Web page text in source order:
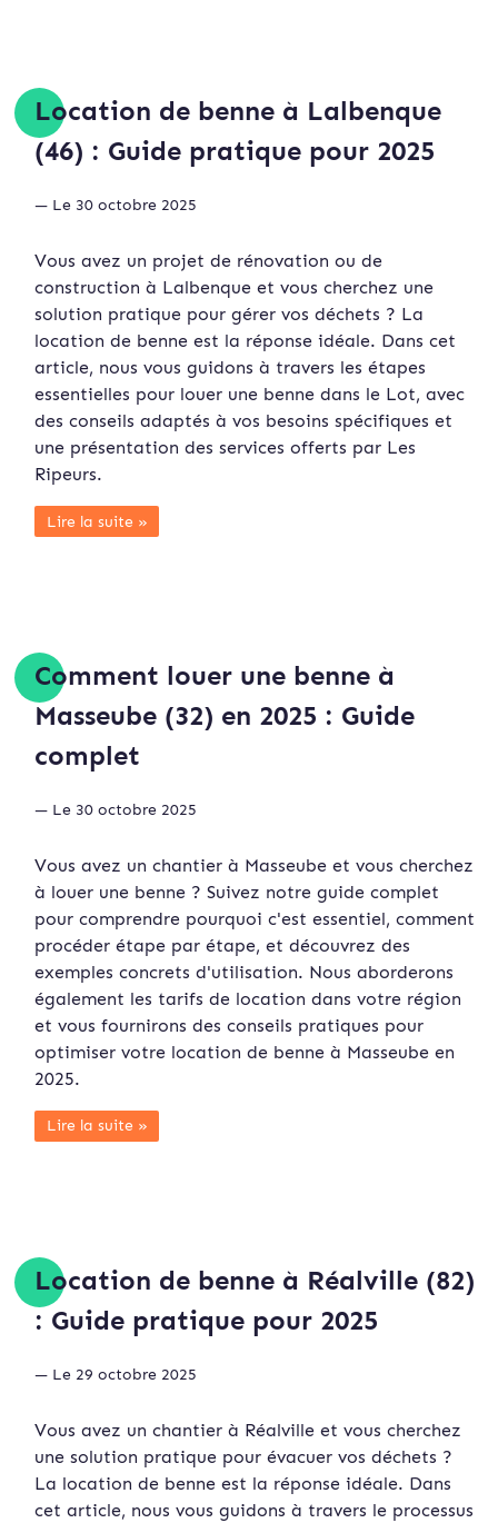
Location de benne à Lalbenque
(46) : Guide pratique pour 2025
— Le 30 octobre 2025
Vous avez un projet de rénovation ou de
construction à Lalbenque et vous cherchez une
solution pratique pour gérer vos déchets ? La
location de benne est la réponse idéale. Dans cet
article, nous vous guidons à travers les étapes
essentielles pour louer une benne dans le Lot, avec
des conseils adaptés à vos besoins spécifiques et
une présentation des services offerts par Les
Ripeurs.
Lire la suite »
Comment louer une benne à
Masseube (32) en 2025 : Guide
complet
— Le 30 octobre 2025
Vous avez un chantier à Masseube et vous cherchez
à louer une benne ? Suivez notre guide complet
pour comprendre pourquoi c'est essentiel, comment
procéder étape par étape, et découvrez des
exemples concrets d'utilisation. Nous aborderons
également les tarifs de location dans votre région
et vous fournirons des conseils pratiques pour
optimiser votre location de benne à Masseube en
2025.
Lire la suite »
Location de benne à Réalville (82)
: Guide pratique pour 2025
— Le 29 octobre 2025
Vous avez un chantier à Réalville et vous cherchez
une solution pratique pour évacuer vos déchets ?
La location de benne est la réponse idéale. Dans
cet article, nous vous guidons à travers le processus